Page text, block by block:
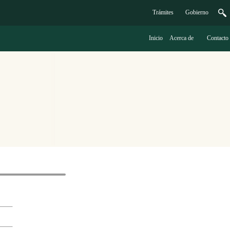
Trámites Gobierno
Inicio Acerca de Contacto